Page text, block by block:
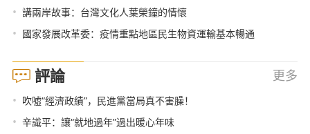
• 講兩岸故事：台灣文化人葉榮鐘的情懷
• 國家發展改革委：疫情重點地區民生物資運輸基本暢通
評論 更多
• 吹噓“經濟政績”，民進黨當局真不害臊！
• 辛識平：讓“就地過年”過出暖心年味